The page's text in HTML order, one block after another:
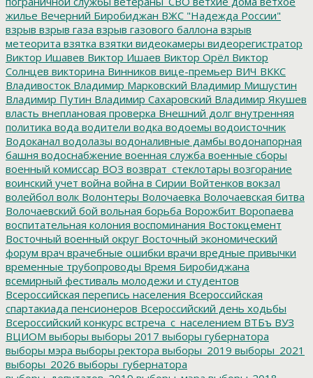
жилье Вечерний Биробиджан ВЖС "Надежда России"
взрыв взрыв газа взрыв газового баллона взрыв
метеорита взятка взятки видеокамеры видеорегистратор
Виктор Ишавев Виктор Ишаев Виктор Орёл Виктор
Солнцев викторина Винников вице-премьер ВИЧ ВККС
Владивосток Владимир Марковский Владимир Мишустин
Владимир Путин Владимир Сахаровский Владимир Якушев
власть внеплановая проверка Внешний долг внутренняя
политика вода водители водка водоемы водоисточник
Водоканал водолазы водоналивные дамбы водонапорная
башня водоснабжение военная служба военные сборы
военный комиссар ВОЗ возврат_стеклотары возгорание
воинский учет война война в Сирии Войтенков вокзал
волейбол волк Волонтеры Волочаевка Волочаевская битва
Волочаевский бой вольная борьба Ворожбит Воропаева
воспитательная колония воспоминания Востокцемент
Восточный военный округ Восточный экономический
форум врач врачебные ошибки врачи вредные привычки
временные трубопроводы Время Биробиджана
всемирный фестиваль молодежи и студентов
Всероссийская перепись населения Всероссийская
спартакиада пенсионеров Всероссийский день ходьбы
Всероссийский конкурс встреча_с_населением ВТБъ ВУЗ
ВЦИОМ выборы выборы 2017 выборы губернатора
выборы мэра выборы ректора выборы_2019 выборы_2021
выборы_2026 выборы_губернатора